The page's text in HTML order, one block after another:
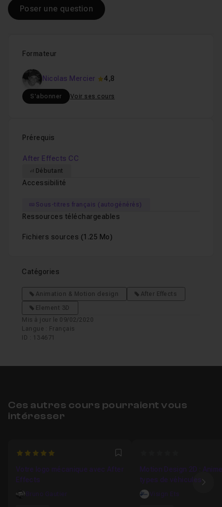
Formateur
Nicolas Mercier 4,8
S'abonner Voir ses cours
Prérequis
After Effects CC
Débutant
Accessibilité
Sous-titres français (autogénérés)
Ressources téléchargeables
Fichiers sources (1.25 Mo)
Catégories
Animation & Motion design
After Effects
Element 3D
Mis à jour le 09/02/2020
Langue : Français
ID : 134671
Poser une question
Ces autres cours pourraient vous
intéresser
5 Favori
Votre logo mécanique avec After
Effects
Bruno Gautier
Motion Design 2D :
types de véhicules
Visign Ets